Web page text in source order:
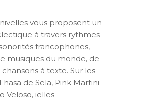
vous proposent un
à travers rythmes
francophones,
musiques du monde, de
à texte. Sur les
de Sela, Pink Martini
Veloso, ielles